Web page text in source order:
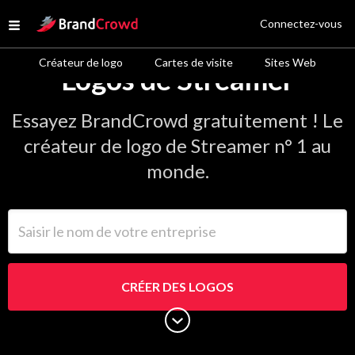
Open menu
Site Logo
Créateur de logo Cartes de visite Sites Web
Connectez-vous
Logos de Streamer
Essayez BrandCrowd gratuitement ! Le
créateur de logo de Streamer n° 1 au
monde.
CRÉER DES LOGOS